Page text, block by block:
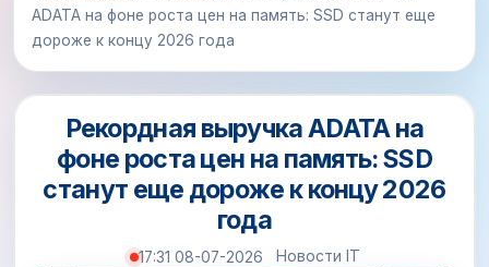
ADATA на фоне роста цен на память: SSD станут еще
дороже к концу 2026 года
Рекордная выручка ADATA на
фоне роста цен на память: SSD
станут еще дороже к концу 2026
года
17:31 08-07-2026 Новости IT